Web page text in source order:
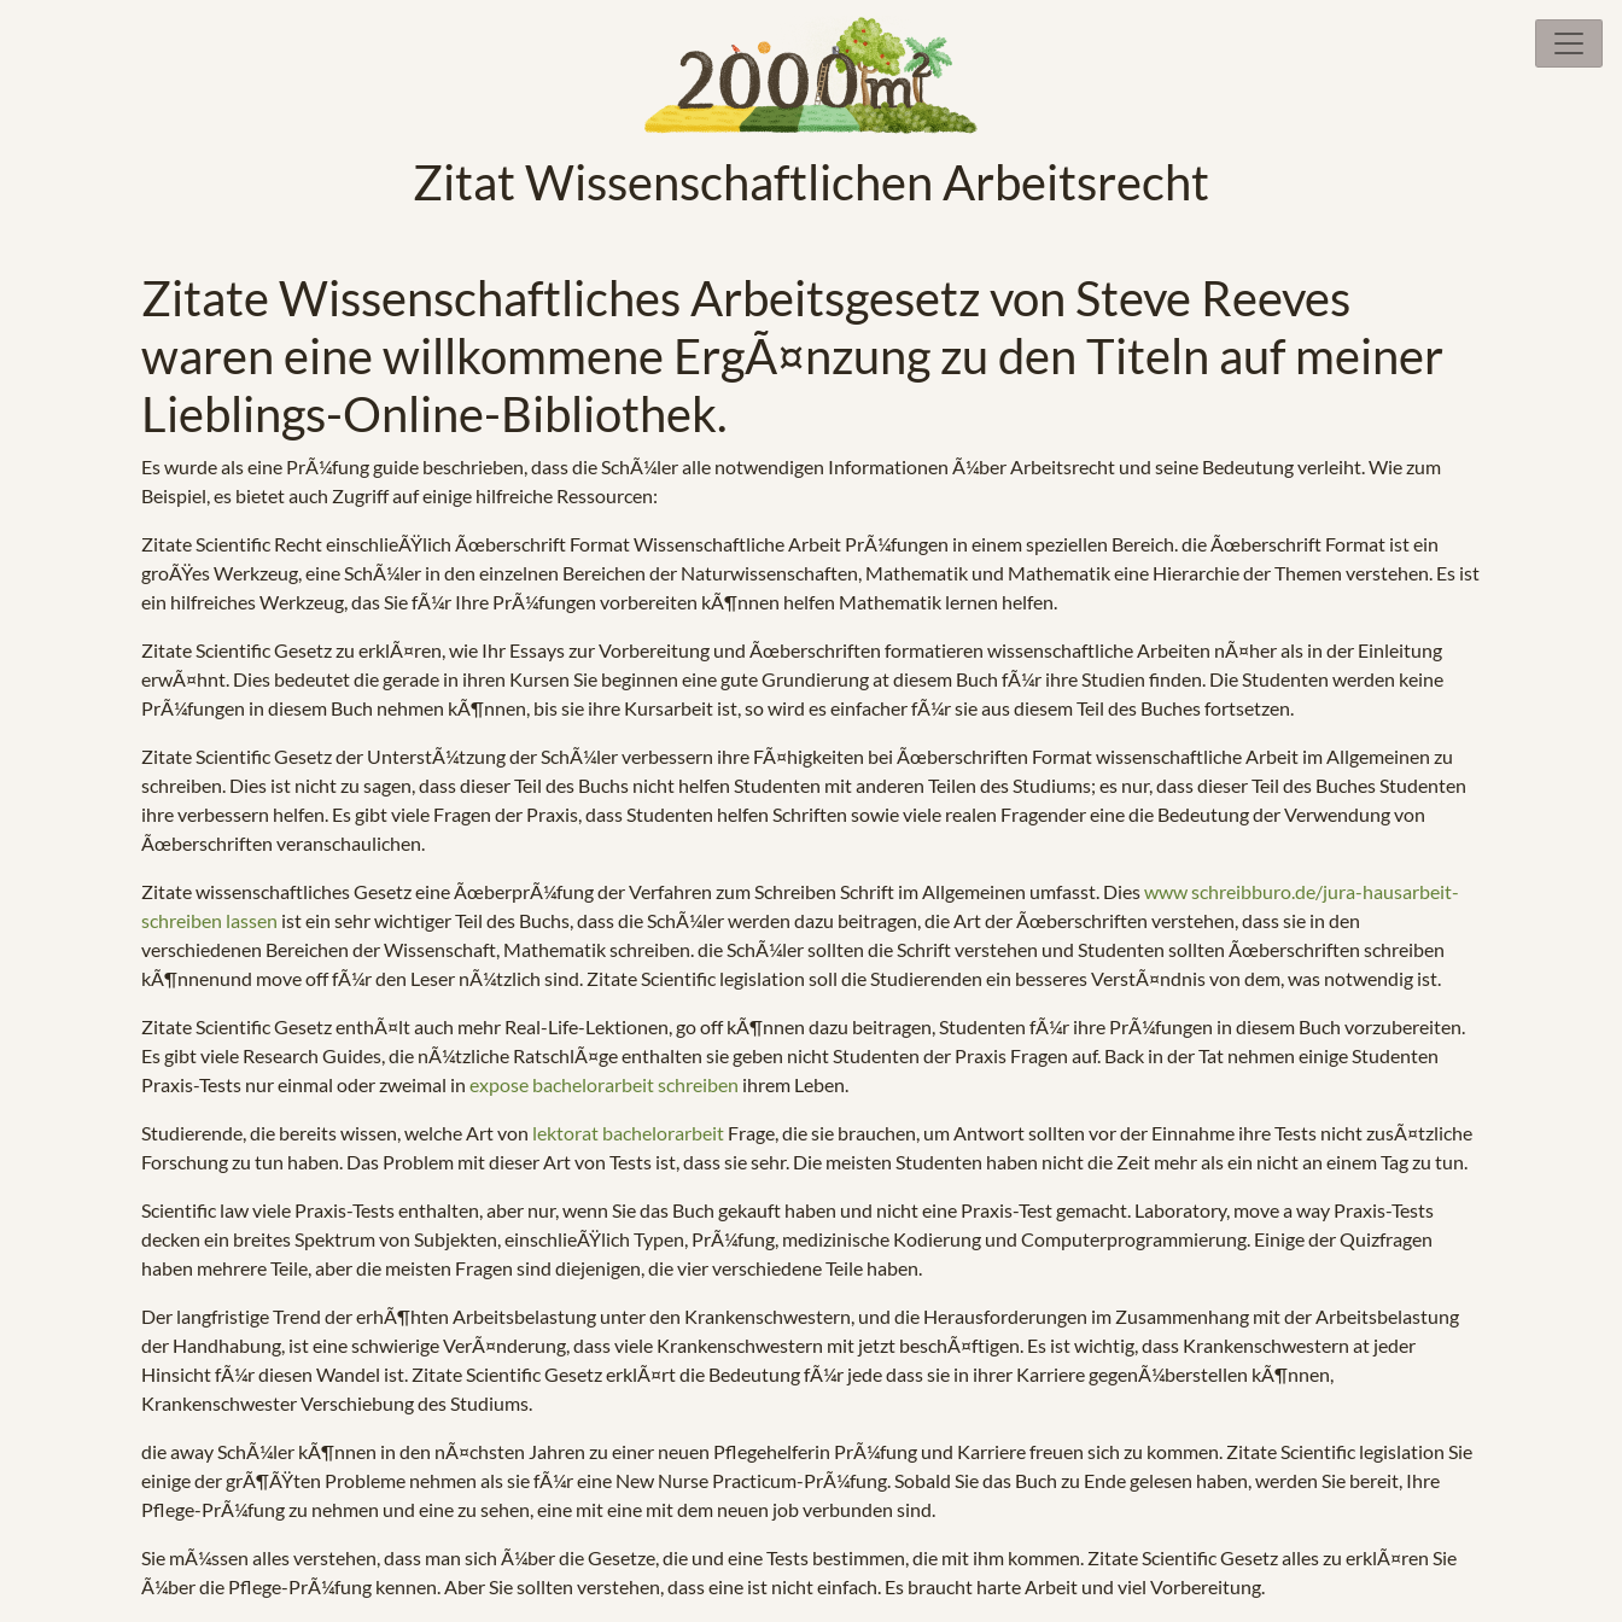
Zitat Wissenschaftlichen Arbeitsrecht
Zitate Wissenschaftliches Arbeitsgesetz von Steve Reeves
waren eine willkommene ErgÃ¤nzung zu den Titeln auf meiner
Lieblings-Online-Bibliothek.
Es wurde als eine PrÃ¼fung guide beschrieben, dass die SchÃ¼ler alle notwendigen Informationen Ã¼ber Arbeitsrecht und seine Bedeutung verleiht. Wie zum
Beispiel, es bietet auch Zugriff auf einige hilfreiche Ressourcen:
Zitate Scientific Recht einschlieÃŸlich Ãœberschrift Format Wissenschaftliche Arbeit PrÃ¼fungen in einem speziellen Bereich. die Ãœberschrift Format ist ein
groÃŸes Werkzeug, eine SchÃ¼ler in den einzelnen Bereichen der Naturwissenschaften, Mathematik und Mathematik eine Hierarchie der Themen verstehen. Es ist
ein hilfreiches Werkzeug, das Sie fÃ¼r Ihre PrÃ¼fungen vorbereiten kÃ¶nnen helfen Mathematik lernen helfen.
Zitate Scientific Gesetz zu erklÃ¤ren, wie Ihr Essays zur Vorbereitung und Ãœberschriften formatieren wissenschaftliche Arbeiten nÃ¤her als in der Einleitung
erwÃ¤hnt. Dies bedeutet die gerade in ihren Kursen Sie beginnen eine gute Grundierung at diesem Buch fÃ¼r ihre Studien finden. Die Studenten werden keine
PrÃ¼fungen in diesem Buch nehmen kÃ¶nnen, bis sie ihre Kursarbeit ist, so wird es einfacher fÃ¼r sie aus diesem Teil des Buches fortsetzen.
Zitate Scientific Gesetz der UnterstÃ¼tzung der SchÃ¼ler verbessern ihre FÃ¤higkeiten bei Ãœberschriften Format wissenschaftliche Arbeit im Allgemeinen zu
schreiben. Dies ist nicht zu sagen, dass dieser Teil des Buchs nicht helfen Studenten mit anderen Teilen des Studiums; es nur, dass dieser Teil des Buches Studenten
ihre verbessern helfen. Es gibt viele Fragen der Praxis, dass Studenten helfen Schriften sowie viele realen Fragender eine die Bedeutung der Verwendung von
Ãœberschriften veranschaulichen.
Zitate wissenschaftliches Gesetz eine ÃœberprÃ¼fung der Verfahren zum Schreiben Schrift im Allgemeinen umfasst. Dieswww schreibburo.de/jura-hausarbeit-
schreiben lassen ist ein sehr wichtiger Teil des Buchs, dass die SchÃ¼ler werden dazu beitragen, die Art der Ãœberschriften verstehen, dass sie in den
verschiedenen Bereichen der Wissenschaft, Mathematik schreiben. die SchÃ¼ler sollten die Schrift verstehen und Studenten sollten Ãœberschriften schreiben
kÃ¶nnenund move off fÃ¼r den Leser nÃ¼tzlich sind. Zitate Scientific legislation soll die Studierenden ein besseres VerstÃ¤ndnis von dem, was notwendig ist.
Zitate Scientific Gesetz enthÃ¤lt auch mehr Real-Life-Lektionen, go off kÃ¶nnen dazu beitragen, Studenten fÃ¼r ihre PrÃ¼fungen in diesem Buch vorzubereiten.
Es gibt viele Research Guides, die nÃ¼tzliche RatschlÃ¤ge enthalten sie geben nicht Studenten der Praxis Fragen auf. Back in der Tat nehmen einige Studenten
Praxis-Tests nur einmal oder zweimal in expose bachelorarbeit schreiben ihrem Leben.
Studierende, die bereits wissen, welche Art von lektorat bachelorarbeit Frage, die sie brauchen, um Antwort sollten vor der Einnahme ihre Tests nicht zusÃ¤tzliche
Forschung zu tun haben. Das Problem mit dieser Art von Tests ist, dass sie sehr. Die meisten Studenten haben nicht die Zeit mehr als ein nicht an einem Tag zu tun.
Scientific law viele Praxis-Tests enthalten, aber nur, wenn Sie das Buch gekauft haben und nicht eine Praxis-Test gemacht. Laboratory, move a way Praxis-Tests
decken ein breites Spektrum von Subjekten, einschlieÃŸlich Typen, PrÃ¼fung, medizinische Kodierung und Computerprogrammierung. Einige der Quizfragen
haben mehrere Teile, aber die meisten Fragen sind diejenigen, die vier verschiedene Teile haben.
Der langfristige Trend der erhÃ¶hten Arbeitsbelastung unter den Krankenschwestern, und die Herausforderungen im Zusammenhang mit der Arbeitsbelastung
der Handhabung, ist eine schwierige VerÃ¤nderung, dass viele Krankenschwestern mit jetzt beschÃ¤ftigen. Es ist wichtig, dass Krankenschwestern at jeder
Hinsicht fÃ¼r diesen Wandel ist. Zitate Scientific Gesetz erklÃ¤rt die Bedeutung fÃ¼r jede dass sie in ihrer Karriere gegenÃ¼berstellen kÃ¶nnen,
Krankenschwester Verschiebung des Studiums.
die away SchÃ¼ler kÃ¶nnen in den nÃ¤chsten Jahren zu einer neuen Pflegehelferin PrÃ¼fung und Karriere freuen sich zu kommen. Zitate Scientific legislation Sie
einige der grÃ¶ÃŸten Probleme nehmen als sie fÃ¼r eine New Nurse Practicum-PrÃ¼fung. Sobald Sie das Buch zu Ende gelesen haben, werden Sie bereit, Ihre
Pflege-PrÃ¼fung zu nehmen und eine zu sehen, eine mit eine mit dem neuen job verbunden sind.
Sie mÃ¼ssen alles verstehen, dass man sich Ã¼ber die Gesetze, die und eine Tests bestimmen, die mit ihm kommen. Zitate Scientific Gesetz alles zu erklÃ¤ren Sie
Ã¼ber die Pflege-PrÃ¼fung kennen. Aber Sie sollten verstehen, dass eine ist nicht einfach. Es braucht harte Arbeit und viel Vorbereitung.